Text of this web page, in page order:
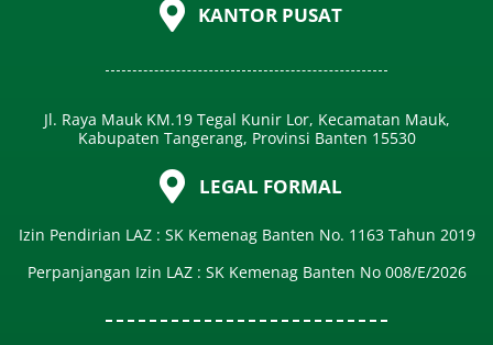
KANTOR PUSAT
Jl. Raya Mauk KM.19 Tegal Kunir Lor, Kecamatan Mauk,
Kabupaten Tangerang, Provinsi Banten 15530
LEGAL FORMAL
Izin Pendirian LAZ : SK Kemenag Banten No. 1163 Tahun 2019
Perpanjangan Izin LAZ : SK Kemenag Banten No 008/E/2026​